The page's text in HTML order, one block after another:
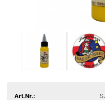
Art.Nr.: